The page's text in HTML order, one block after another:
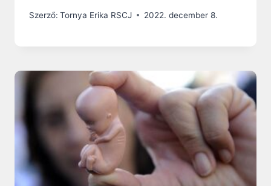
Szerző: Tornya Erika RSCJ 2022. december 8.